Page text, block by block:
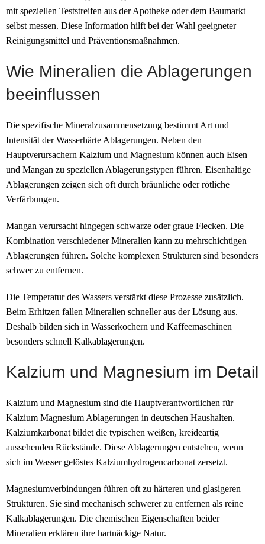
mit speziellen Teststreifen aus der Apotheke oder dem Baumarkt
selbst messen. Diese Information hilft bei der Wahl geeigneter
Reinigungsmittel und Präventionsmaßnahmen.
Wie Mineralien die Ablagerungen
beeinflussen
Die spezifische Mineralzusammensetzung bestimmt Art und
Intensität der Wasserhärte Ablagerungen. Neben den
Hauptverursachern Kalzium und Magnesium können auch Eisen
und Mangan zu speziellen Ablagerungstypen führen. Eisenhaltige
Ablagerungen zeigen sich oft durch bräunliche oder rötliche
Verfärbungen.
Mangan verursacht hingegen schwarze oder graue Flecken. Die
Kombination verschiedener Mineralien kann zu mehrschichtigen
Ablagerungen führen. Solche komplexen Strukturen sind besonders
schwer zu entfernen.
Die Temperatur des Wassers verstärkt diese Prozesse zusätzlich.
Beim Erhitzen fallen Mineralien schneller aus der Lösung aus.
Deshalb bilden sich in Wasserkochern und Kaffeemaschinen
besonders schnell Kalkablagerungen.
Kalzium und Magnesium im Detail
Kalzium und Magnesium sind die Hauptverantwortlichen für
Kalzium Magnesium Ablagerungen in deutschen Haushalten.
Kalziumkarbonat bildet die typischen weißen, kreideartig
aussehenden Rückstände. Diese Ablagerungen entstehen, wenn
sich im Wasser gelöstes Kalziumhydrogencarbonat zersetzt.
Magnesiumverbindungen führen oft zu härteren und glasigeren
Strukturen. Sie sind mechanisch schwerer zu entfernen als reine
Kalkablagerungen. Die chemischen Eigenschaften beider
Mineralien erklären ihre hartnäckige Natur.